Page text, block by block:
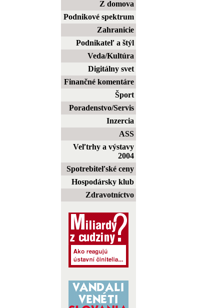
Z domova
Podnikové spektrum
Zahranicie
Podnikateľ a štýl
Veda/Kultúra
Digitálny svet
Finančné komentáre
Šport
Poradenstvo/Servis
Inzercia
ASS
Veľtrhy a výstavy
2004
Spotrebiteľské ceny
Hospodársky klub
Zdravotníctvo